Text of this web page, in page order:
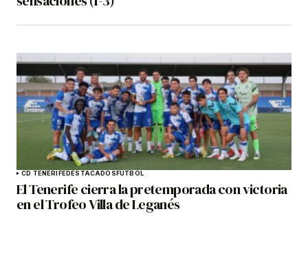
CD TENERIFEDESTACADOSFÚTBOL
El Tenerife cierra la pretemporada con victoria
en el Trofeo Villa de Leganés